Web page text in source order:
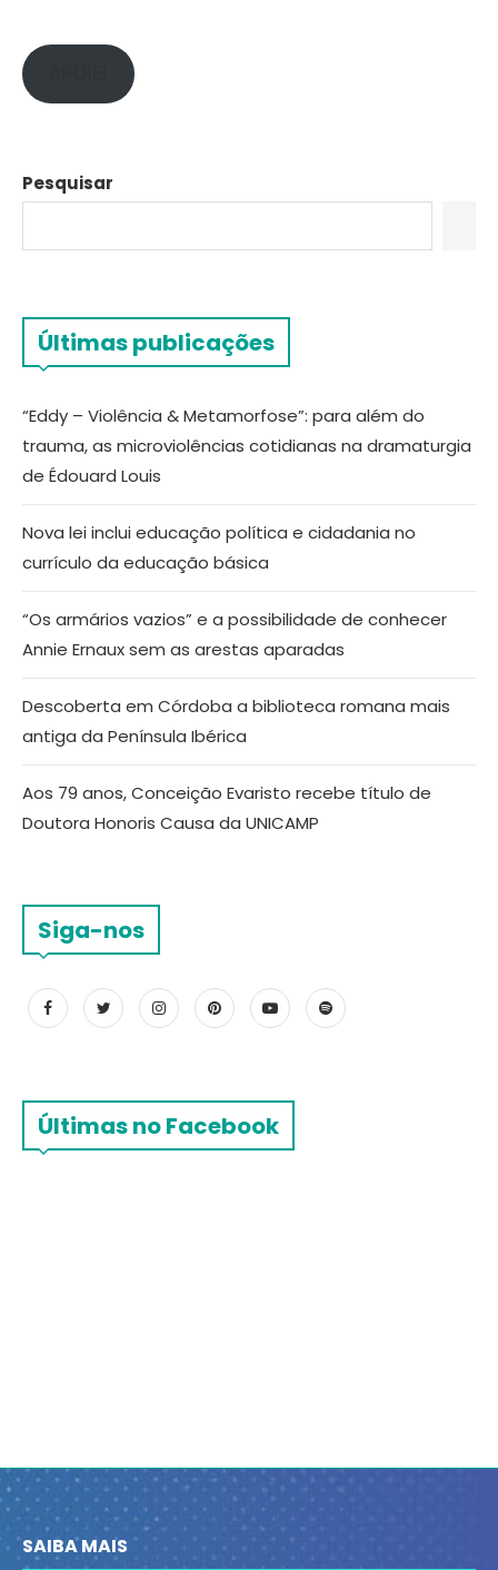
Pesquisar
Últimas publicações
“Eddy – Violência & Metamorfose”: para além do
trauma, as microviolências cotidianas na dramaturgia
de Édouard Louis
Nova lei inclui educação política e cidadania no
currículo da educação básica
“Os armários vazios” e a possibilidade de conhecer
Annie Ernaux sem as arestas aparadas
Descoberta em Córdoba a biblioteca romana mais
antiga da Península Ibérica
Aos 79 anos, Conceição Evaristo recebe título de
Doutora Honoris Causa da UNICAMP
Siga-nos
Últimas no Facebook
SAIBA MAIS